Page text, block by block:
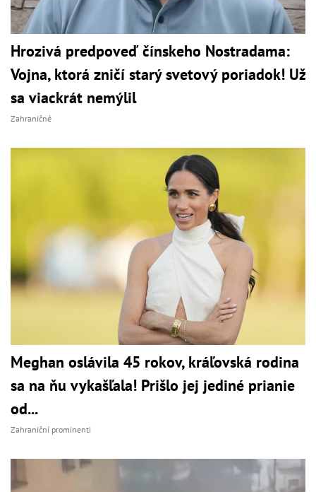
Hrozivá predpoveď čínskeho Nostradama:
Vojna, ktorá zničí starý svetový poriadok! Už
sa viackrát nemýlil
Zahraničné
Meghan oslávila 45 rokov, kráľovská rodina
sa na ňu vykašľala! Prišlo jej jediné prianie
od...
Zahraniční prominenti